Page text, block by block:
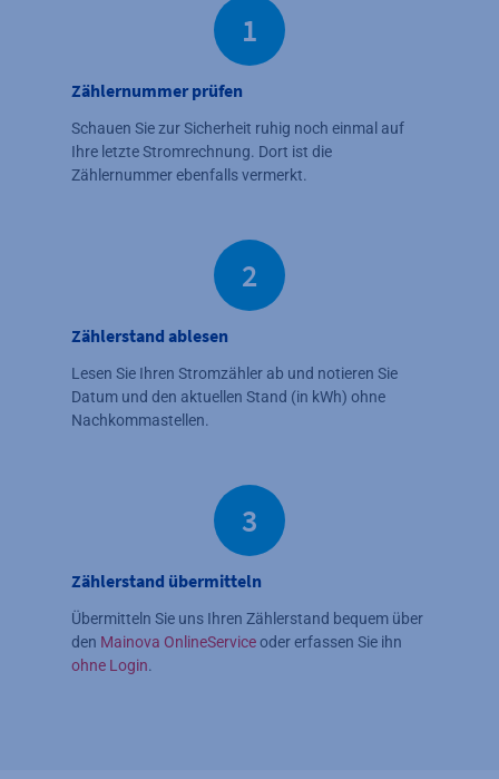
1
Zählernummer prüfen
Schauen Sie zur Sicherheit ruhig noch einmal auf
Ihre letzte Stromrechnung. Dort ist die
Zählernummer ebenfalls vermerkt.
2
Zählerstand ablesen
Lesen Sie Ihren Stromzähler ab und notieren Sie
Datum und den aktuellen Stand (in kWh) ohne
Nachkommastellen.
3
Zählerstand übermitteln
Übermitteln Sie uns Ihren Zählerstand bequem über
den Mainova OnlineServiceoder erfassen Sie ihn
ohne Login.